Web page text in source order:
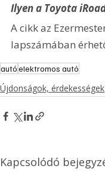
Ilyen a Toyota
A cikk az
lapszámában
autóelektromos autó
Újdonságok, érdekességek
Kapcsolódó